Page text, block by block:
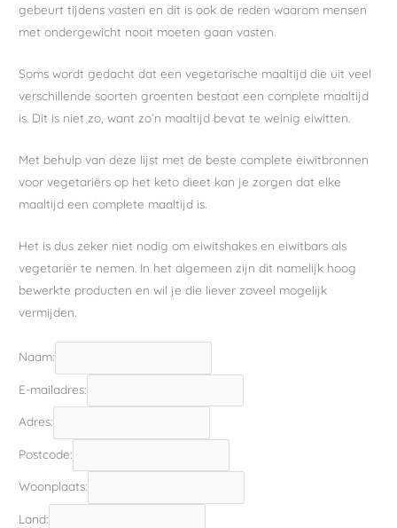
gebeurt tijdens vasten en dit is ook de reden waarom mensen
met ondergewicht nooit moeten gaan vasten.
Soms wordt gedacht dat een vegetarische maaltijd die uit veel
verschillende soorten groenten bestaat een complete maaltijd
is. Dit is niet zo, want zo’n maaltijd bevat te weinig eiwitten.
Met behulp van deze lijst met de beste complete eiwitbronnen
voor vegetariërs op het keto dieet kan je zorgen dat elke
maaltijd een complete maaltijd is.
Het is dus zeker niet nodig om eiwitshakes en eiwitbars als
vegetariër te nemen. In het algemeen zijn dit namelijk hoog
bewerkte producten en wil je die liever zoveel mogelijk
vermijden.
Naam:
E-mailadres:
Adres:
Postcode:
Woonplaats:
Land: